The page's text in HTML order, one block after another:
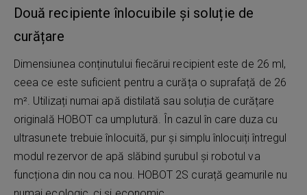
Două recipiente înlocuibile și soluție de
curățare
Dimensiunea conținutului fiecărui recipient este de 26 ml,
ceea ce este suficient pentru a curăța o suprafață de 26
m². Utilizați numai apă distilată sau soluția de curățare
originală HOBOT ca umplutură. În cazul în care duza cu
ultrasunete trebuie înlocuită, pur și simplu înlocuiți întregul
modul rezervor de apă slăbind șurubul și robotul va
funcționa din nou ca nou. HOBOT 2S curață geamurile nu